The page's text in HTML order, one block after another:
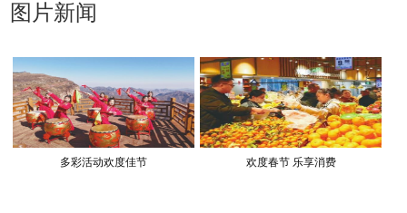
图片新闻
多彩活动欢度佳节 欢度春节 乐享消费